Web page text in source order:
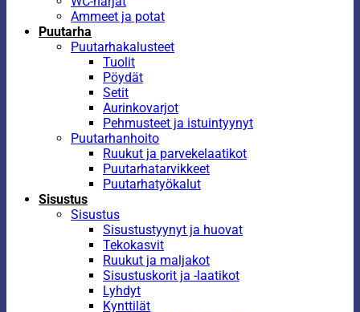
Ammeet ja potat
Puutarha
Puutarhakalusteet
Tuolit
Pöydät
Setit
Aurinkovarjot
Pehmusteet ja istuintyynyt
Puutarhanhoito
Ruukut ja parvekelaatikot
Puutarhatarvikkeet
Puutarhatyökalut
Sisustus
Sisustus
Sisustustyynyt ja huovat
Tekokasvit
Ruukut ja maljakot
Sisustuskorit ja -laatikot
Lyhdyt
Kynttilät